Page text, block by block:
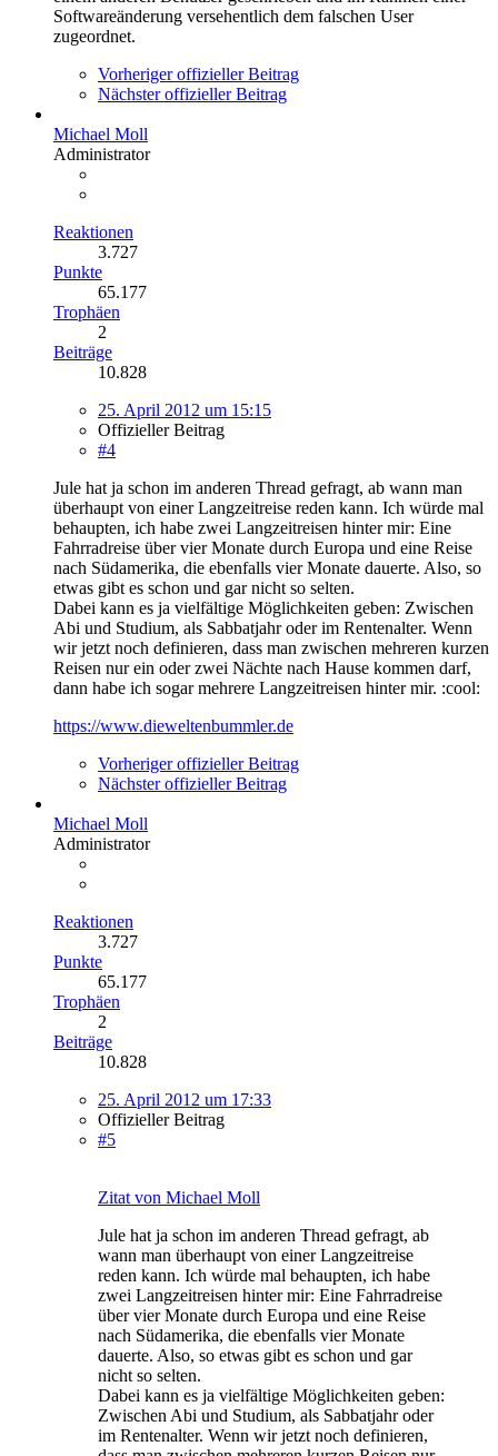
Softwareänderung versehentlich dem falschen User
zugeordnet.
Vorheriger offizieller Beitrag
Nächster offizieller Beitrag
Michael Moll
Administrator
Reaktionen
3.727
Punkte
65.177
Trophäen
2
Beiträge
10.828
25. April 2012 um 15:15
Offizieller Beitrag
#4
Jule hat ja schon im anderen Thread gefragt, ab wann man
überhaupt von einer Langzeitreise reden kann. Ich würde mal
behaupten, ich habe zwei Langzeitreisen hinter mir: Eine
Fahrradreise über vier Monate durch Europa und eine Reise
nach Südamerika, die ebenfalls vier Monate dauerte. Also, so
etwas gibt es schon und gar nicht so selten.
Dabei kann es ja vielfältige Möglichkeiten geben: Zwischen
Abi und Studium, als Sabbatjahr oder im Rentenalter. Wenn
wir jetzt noch definieren, dass man zwischen mehreren kurzen
Reisen nur ein oder zwei Nächte nach Hause kommen darf,
dann habe ich sogar mehrere Langzeitreisen hinter mir. :cool:
https://www.dieweltenbummler.de
Vorheriger offizieller Beitrag
Nächster offizieller Beitrag
Michael Moll
Administrator
Reaktionen
3.727
Punkte
65.177
Trophäen
2
Beiträge
10.828
25. April 2012 um 17:33
Offizieller Beitrag
#5
Zitat von Michael Moll
Jule hat ja schon im anderen Thread gefragt, ab
wann man überhaupt von einer Langzeitreise
reden kann. Ich würde mal behaupten, ich habe
zwei Langzeitreisen hinter mir: Eine Fahrradreise
über vier Monate durch Europa und eine Reise
nach Südamerika, die ebenfalls vier Monate
dauerte. Also, so etwas gibt es schon und gar
nicht so selten.
Dabei kann es ja vielfältige Möglichkeiten geben:
Zwischen Abi und Studium, als Sabbatjahr oder
im Rentenalter. Wenn wir jetzt noch definieren,